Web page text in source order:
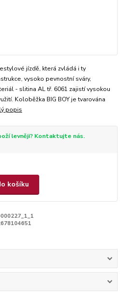
jízdě, která zvládá i ty
vysoko pevnostní sváry,
- slitina AL tř. 6061 zajistí vysokou
Koloběžka BIG BOY je tvarována
popis
levněji? Kontaktujte nás.
košíku